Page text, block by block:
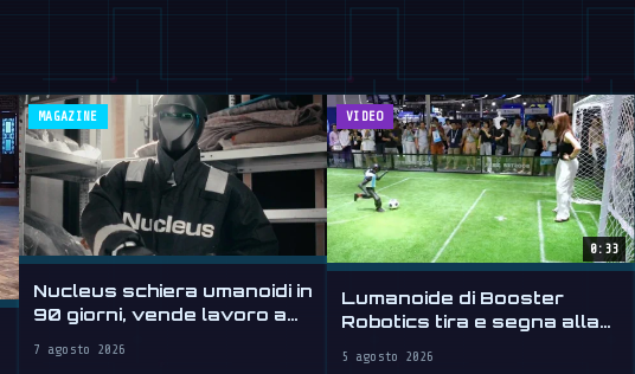
MAGAZINE
Nucleus schiera umanoidi in
90 giorni, vende lavoro a
7 agosto 2026
VIDEO
0:33
Lumanoide di Booster
Robotics tira e segna alla
5 agosto 2026